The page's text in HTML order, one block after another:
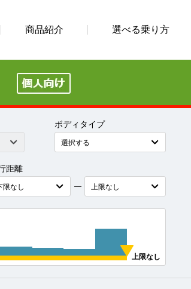
商品紹介 選べる乗り方
ボディタイプ
距離
―
上限なし